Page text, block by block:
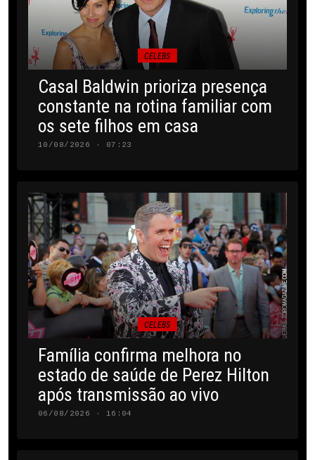
CELEBS
Casal Baldwin prioriza presença
constante na rotina familiar com
os sete filhos em casa
10/08/2026 · 07:23
CELEBS
Família confirma melhora no
estado de saúde de Perez Hilton
após transmissão ao vivo
06/08/2026 · 16:04